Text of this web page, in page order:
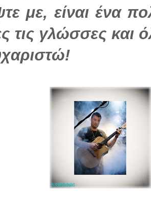
με, είναι ένα
τις γλώσσες και